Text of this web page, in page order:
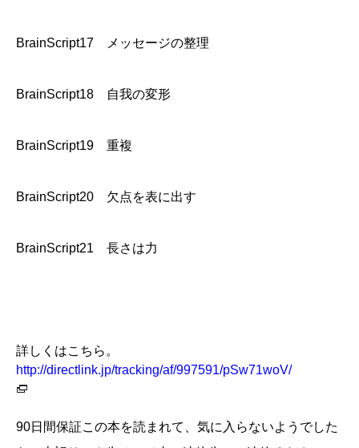
BrainScript17 メッセージの整理
BrainScript18 自我の変形
BrainScript19 重複
BrainScript20 欠点を表に出す
BrainScript21 長さは力
詳しくはこちら。
http://directlink.jp/tracking/af/997591/pSw71woV/
90日間保証この本を読まれて、気に入らないようでした